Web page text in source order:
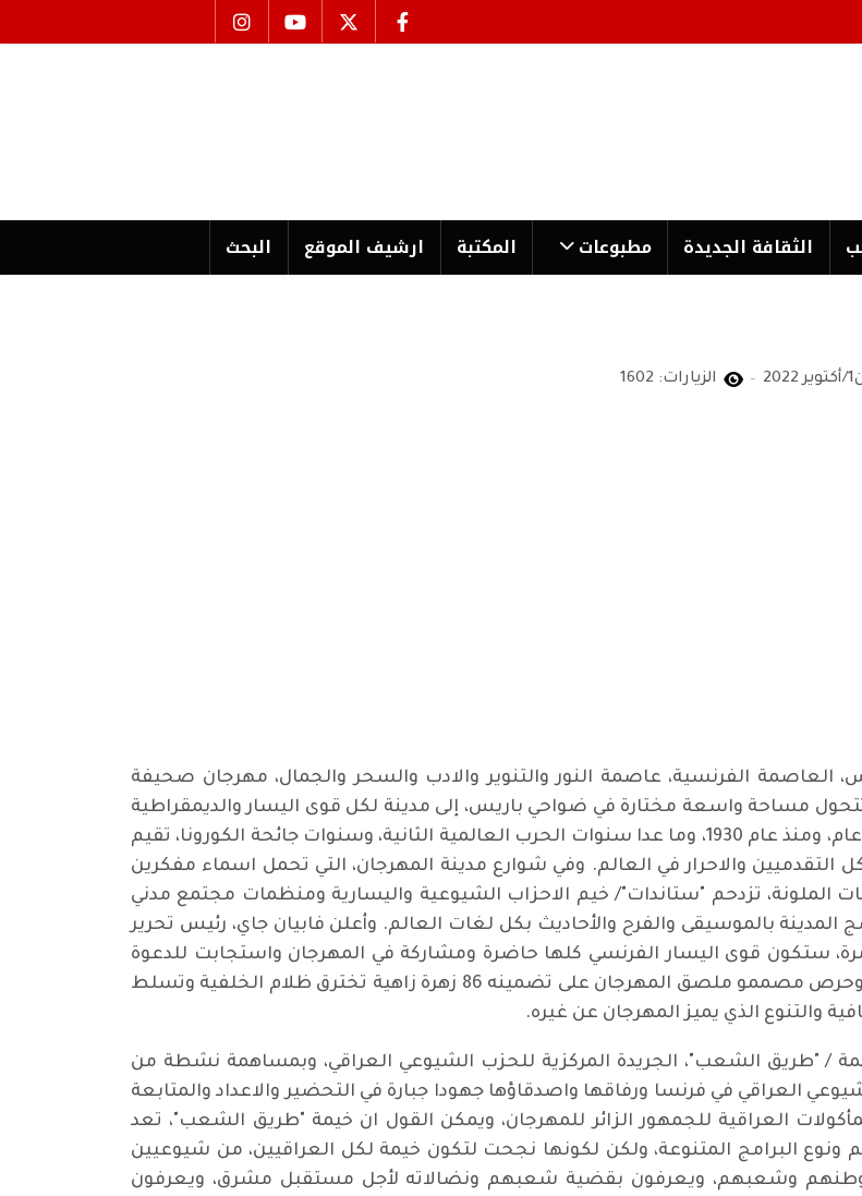
الثقافة الجدیدة مطبوعات المكتبة ارشیف الموقع البحث
الزيارات: 1602
الفرنسية، عاصمة النور والتنوير والادب والسحر والجمال، مهرجان صحيفة
وتتحول مساحة واسعة مختارة في ضواحي باريس، إلى مدينة لكل قوى اليسار والديمقراطية
في العالم، مدينة للتضامن الاممي والفرح والأمل. ففي كل عام، ومنذ عام 1930، وما عدا سنوات الحرب العالمية الثانية، وسنوات جائحة الكورونا، تقيم
التقدميين والاحرار في العالم. وفي شوارع مدينة المهرجان، التي تحمل اسماء مفكرين
الملونة، تزدحم "ستاندات"/ خيم الاحزاب الشيوعية واليسارية ومنظمات مجتمع مدني
بالموسيقى والفرح والأحاديث بكل لغات العالم. وأعلن فابيان جاي، رئيس تحرير
مرة، ستكون قوى اليسار الفرنسي كلها حاضرة ومشاركة في المهرجان واستجابت للدعوة
الموجهة لها. يذكر ان المهرجان يحمل هذا العام الرقم 87، وحرص مصممو ملصق المهرجان على تضمينه 86 زهرة زاهية تخترق ظلام الخلفية وتسلط
والتنوع الذي يميز المهرجان عن غيره.
/ "طريق الشعب"، الجريدة المركزية للحزب الشيوعي العراقي، وبمساهمة نشطة من
العراقي في فرنسا ورفاقها واصدقاؤها جهودا جبارة في التحضير والاعداد والمتابعة
العراقية للجمهور الزائر للمهرجان، ويمكن القول ان خيمة "طريق الشعب"، تعد
ونوع البرامج المتنوعة، ولكن لكونها نجحت لتكون خيمة لكل العراقيين، من شيوعيين
وشعبهم، ويعرفون بقضية شعبهم ونضالاته لأجل مستقبل مشرق، ويعرفون